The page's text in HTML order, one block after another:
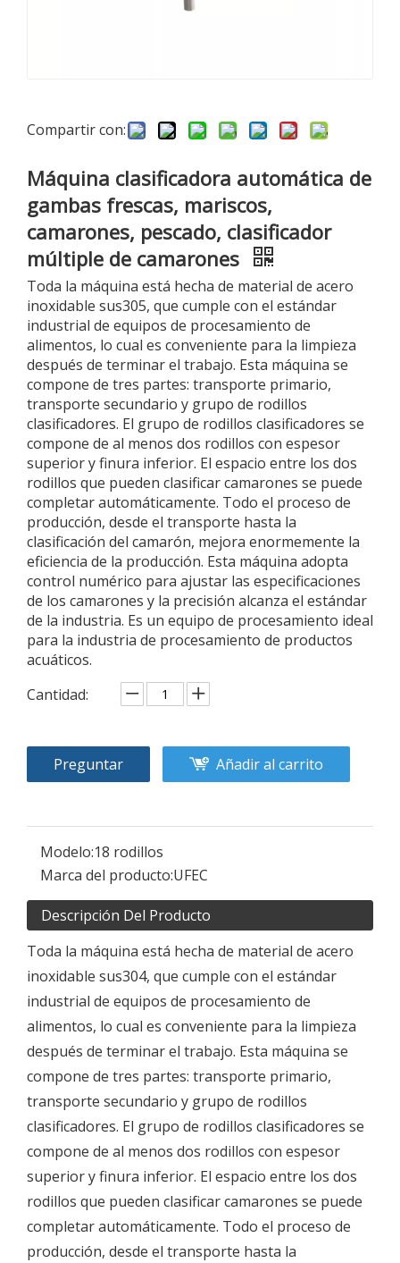
Compartir con:
Máquina clasificadora automática de
gambas frescas, mariscos,
camarones, pescado, clasificador
múltiple de camarones
Toda la máquina está hecha de material de acero
inoxidable sus305, que cumple con el estándar
industrial de equipos de procesamiento de
alimentos, lo cual es conveniente para la limpieza
después de terminar el trabajo. Esta máquina se
compone de tres partes: transporte primario,
transporte secundario y grupo de rodillos
clasificadores. El grupo de rodillos clasificadores se
compone de al menos dos rodillos con espesor
superior y finura inferior. El espacio entre los dos
rodillos que pueden clasificar camarones se puede
completar automáticamente. Todo el proceso de
producción, desde el transporte hasta la
clasificación del camarón, mejora enormemente la
eficiencia de la producción. Esta máquina adopta
control numérico para ajustar las especificaciones
de los camarones y la precisión alcanza el estándar
de la industria. Es un equipo de procesamiento ideal
para la industria de procesamiento de productos
acuáticos.
Cantidad:
Preguntar Añadir al carrito
Modelo:18 rodillos
Marca del producto:UFEC
Descripción Del Producto
Toda la máquina está hecha de material de acero
inoxidable sus304, que cumple con el estándar
industrial de equipos de procesamiento de
alimentos, lo cual es conveniente para la limpieza
después de terminar el trabajo. Esta máquina se
compone de tres partes: transporte primario,
transporte secundario y grupo de rodillos
clasificadores. El grupo de rodillos clasificadores se
compone de al menos dos rodillos con espesor
superior y finura inferior. El espacio entre los dos
rodillos que pueden clasificar camarones se puede
completar automáticamente. Todo el proceso de
producción, desde el transporte hasta la